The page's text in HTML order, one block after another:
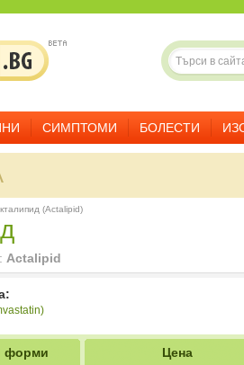
СИМПТОМИ БОЛЕСТИ
(Actalipid)
Actalipid
форми Цена